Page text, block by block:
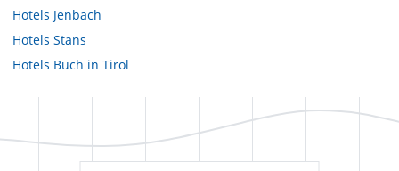
Hotels Jenbach
Hotels Stans
Hotels Buch in Tirol